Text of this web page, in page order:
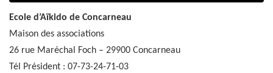
Ecole d’Aïkido de Concarneau
Maison des associations
26 rue Maréchal Foch – 29900 Concarneau
Tél Président : 07-73-24-71-03